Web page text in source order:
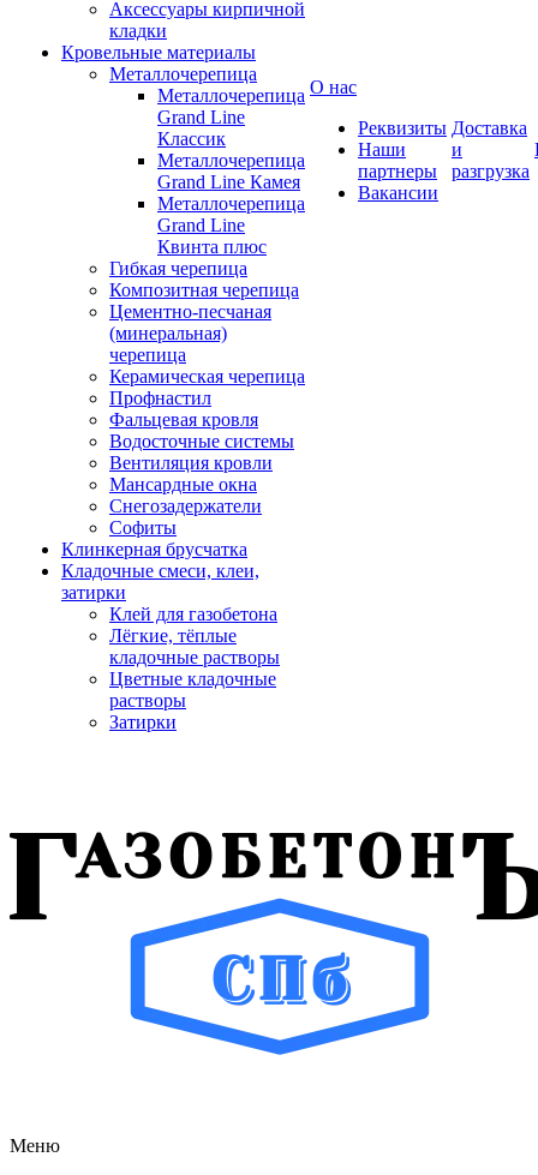
Аксессуары кирпичной
кладки
Кровельные материалы
Металлочерепица
Металлочерепица
Grand Line
Классик
Металлочерепица
Grand Line Камея
Металлочерепица
Grand Line
Квинта плюс
Гибкая черепица
Композитная черепица
Цементно-песчаная
(минеральная)
черепица
Керамическая черепица
Профнастил
Фальцевая кровля
Водосточные системы
Вентиляция кровли
Мансардные окна
Снегозадержатели
Софиты
Клинкерная брусчатка
Кладочные смеси, клеи,
затирки
Клей для газобетона
Лёгкие, тёплые
кладочные растворы
Цветные кладочные
растворы
Затирки
О нас
Реквизиты
Наши
партнеры
Вакансии
Доставка
и
разгрузка
Меню